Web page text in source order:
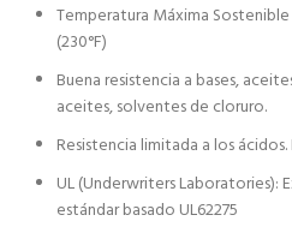
Temperatura Máxima Sostenible
(230°F)
Buena resistencia a bases,
aceites, solventes de cloruro.
Resistencia limitada a los
UL (Underwriters Laboratories):
estándar basado UL62275